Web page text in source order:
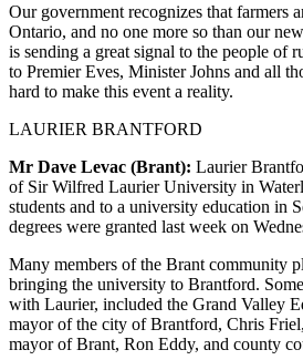
Our government recognizes that farmers
Ontario, and no one more so than our
is sending a great signal to the people of
to Premier Eves, Minister Johns and all
hard to make this event a reality.
LAURIER BRANTFORD
Mr Dave Levac (Brant): Laurier
of Sir Wilfred Laurier University in
students and to a university education in
degrees were granted last week on
Many members of the Brant community
bringing the university to Brantford.
with Laurier, included the Grand Valley
mayor of the city of Brantford, Chris
mayor of Brant, Ron Eddy, and county